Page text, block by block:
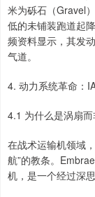
米为砾石（Gravel
低的未铺装跑道起
频资料显示，其发
气道。
4. 动力系统革命：
4.1 为什么是涡扇而
在战术运输机领域
航”的教条。
机，是一个经过深